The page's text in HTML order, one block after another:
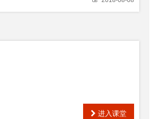
进入课堂